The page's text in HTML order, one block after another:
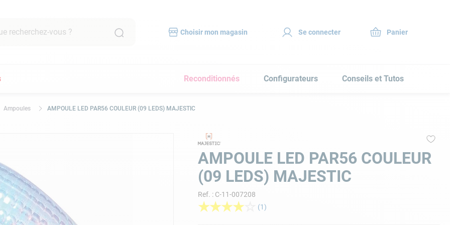
Choisir mon magasin Se connecter
Reconditionnés Configurateurs Conseils et Tutos
Ampoules AMPOULE LED PAR56 COULEUR (09 LEDS) MAJESTIC
AMPOULE LED PAR56 COULEUR
(09 LEDS) MAJESTIC
Ref. : C-11-007208
★★★★☆ (1)
filtration piscine
piscine